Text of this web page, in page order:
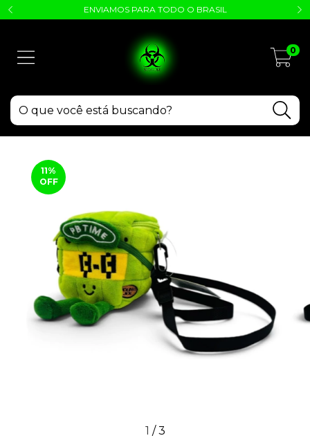
ENVIAMOS PARA TODO O BRASIL
0
11%
OFF
1 /3